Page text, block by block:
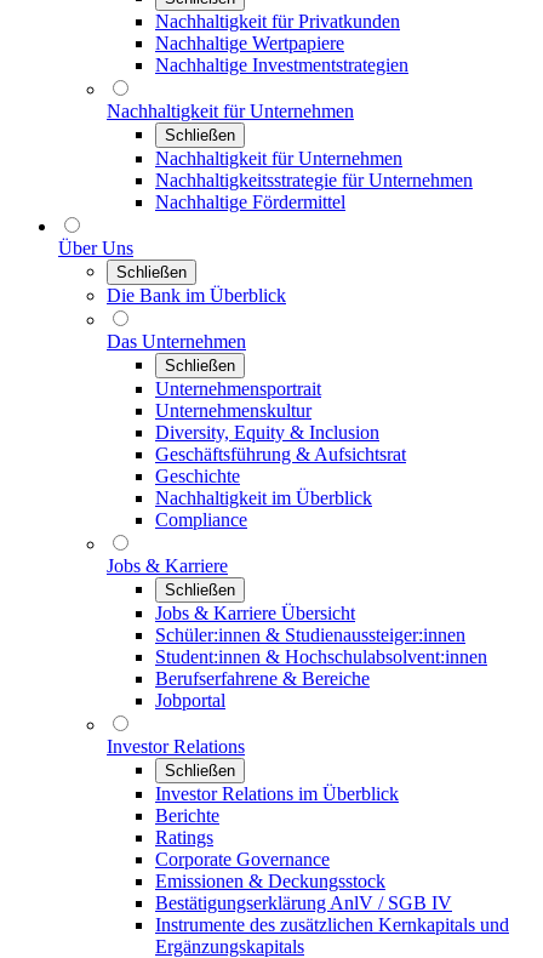
Nachhaltigkeit für Privatkunden
Nachhaltige Wertpapiere
Nachhaltige Investmentstrategien
Nachhaltigkeit für Unternehmen
Schließen
Nachhaltigkeit für Unternehmen
Nachhaltigkeitsstrategie für Unternehmen
Nachhaltige Fördermittel
Über Uns
Schließen
Die Bank im Überblick
Das Unternehmen
Schließen
Unternehmensportrait
Unternehmenskultur
Diversity, Equity & Inclusion
Geschäftsführung & Aufsichtsrat
Geschichte
Nachhaltigkeit im Überblick
Compliance
Jobs & Karriere
Schließen
Jobs & Karriere Übersicht
Schüler:innen & Studienaussteiger:innen
Student:innen & Hochschulabsolvent:innen
Berufserfahrene & Bereiche
Jobportal
Investor Relations
Schließen
Investor Relations im Überblick
Berichte
Ratings
Corporate Governance
Emissionen & Deckungsstock
Bestätigungserklärung AnlV / SGB IV
Instrumente des zusätzlichen Kernkapitals und
Ergänzungskapitals